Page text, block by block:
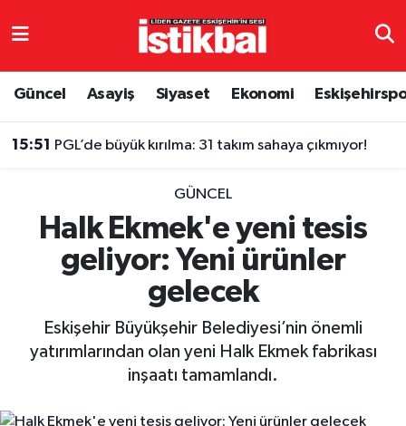
Güncel Asayiş Siyaset Ekonomi
15:51 PGL’de büyük kırılma: 31 takım sahaya çıkmıyor!
GÜNCEL
Halk Ekmek'e yeni tesis
geliyor: Yeni ürünler
gelecek
Eskişehir Büyükşehir Belediyesi’nin önemli
yatırımlarından olan yeni Halk Ekmek fabrikası
inşaatı tamamlandı.
Eskişehirspor
Spor
Ekonomi
Eskişehir Nöbetçi Eczaneler
TFF 3.Lig 4.Grup Puan Durumu ve Fikstür
Tüm Manşetler
Son Dakika Haberleri